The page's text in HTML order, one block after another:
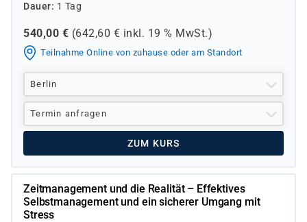
Dauer
1 Tag
540,00 € (642,60 € inkl. 19 % MwSt.)
Teilnahme Online von zuhause oder am Standort
Berlin
Termin anfragen
ZUM KURS
Zeitmanagement und die Realität – Effektives
Selbstmanagement und ein sicherer Umgang mit
Stress